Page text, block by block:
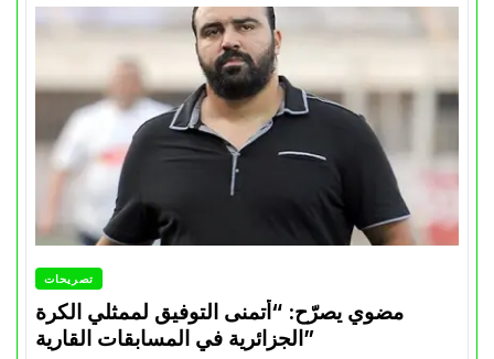
تصريحات
مضوي يصرّح: “أتمنى التوفيق لممثلي الكرة
الجزائرية في المسابقات القارية”